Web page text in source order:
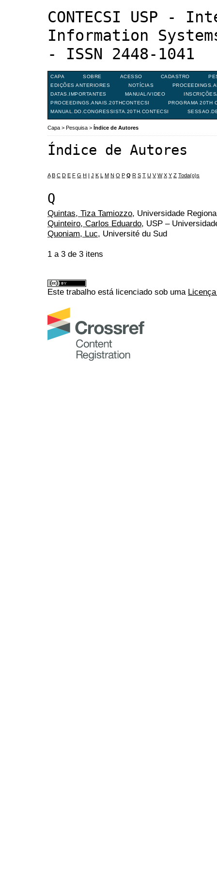
CONTECSI USP -
Information
- ISSN 2448-1041
CAPA SOBRE ACESSO CADASTRO
EDIÇÕES ANTERIORES
NOTÍCIAS
DATAS.IMPORTANTES
MANUAL/VIDEO
PROCEEDINGS.ANAIS.20THCONTECSI
PROGRAMA 20TH
MANUAL.DO.CONGRESSISTA.20TH.CONTECSI
Capa > Pesquisa > Índice de Autores
Índice de Autores
A B C D E F G H I J K L M N O P Q R S T U V W X Y Z Toda(o)s
Q
Quintas, Tiza Tamiozzo, Universidade
Quinteiro, Carlos Eduardo, USP –
Quoniam, Luc, Université du Sud
1 a 3 de 3 itens
Este trabalho está licenciado sob uma